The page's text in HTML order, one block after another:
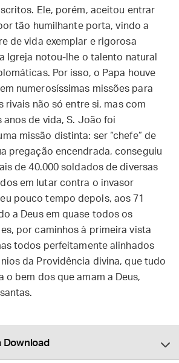
Ele, porém, aceitou entrar
tão humilhante porta, vindo a
de vida exemplar e rigorosa
Igreja notou-lhe o talento natural
Por isso, o Papa houve
numerosíssimas missões para
rivais não só entre si, mas com
anos de vida, S. João foi
missão distinta: ser “chefe” de
pregação encendrada, conseguiu
de 40.000 soldados de diversas
em lutar contra o invasor
pouco tempo depois, aos 71
a Deus em quase todos os
por caminhos à primeira vista
todos perfeitamente alinhados
da Providência divina, que tudo
o bem dos que amam a Deus,
Download